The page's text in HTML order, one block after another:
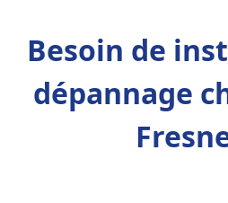
Besoin de
dépannage